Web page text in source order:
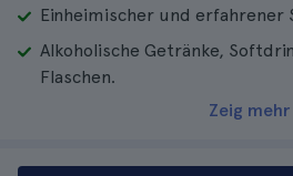
Einheimischer und erfahrener
Alkoholische Getränke,
Flaschen.
Zeig mehr